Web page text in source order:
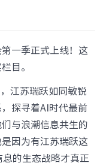
一季正式上线！这
目。
江苏瑞跃如同敏锐
探寻着AI时代最前
与浪潮信息共生的
因为有江苏瑞跃这
的生态战略才真正